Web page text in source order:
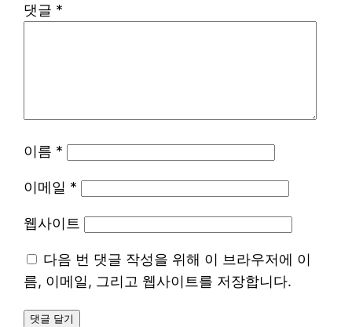
댓글 *
이름 *
이메일 *
웹사이트
다음 번 댓글 작성을 위해 이 브라우저에 이
름, 이메일, 그리고 웹사이트를 저장합니다.